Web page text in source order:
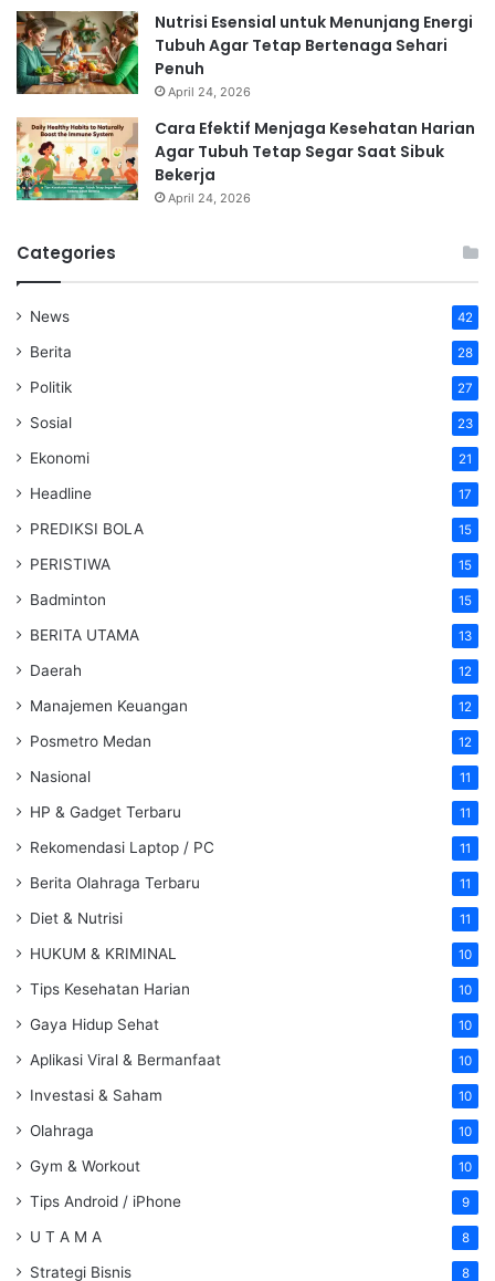
Nutrisi Esensial untuk Menunjang Energi
Tubuh Agar Tetap Bertenaga Sehari
Penuh
April 24, 2026
Cara Efektif Menjaga Kesehatan Harian
Agar Tubuh Tetap Segar Saat Sibuk
Bekerja
April 24, 2026
Categories
News 42
Berita 28
Politik 27
Sosial 23
Ekonomi 21
Headline 17
PREDIKSI BOLA 15
PERISTIWA 15
Badminton 15
BERITA UTAMA 13
Daerah 12
Manajemen Keuangan 12
Posmetro Medan 12
Nasional 11
HP & Gadget Terbaru 11
Rekomendasi Laptop / PC 11
Berita Olahraga Terbaru 11
Diet & Nutrisi 11
HUKUM & KRIMINAL 10
Tips Kesehatan Harian 10
Gaya Hidup Sehat 10
Aplikasi Viral & Bermanfaat 10
Investasi & Saham 10
Olahraga 10
Gym & Workout 10
Tips Android / iPhone 9
U T A M A 8
Strategi Bisnis 8